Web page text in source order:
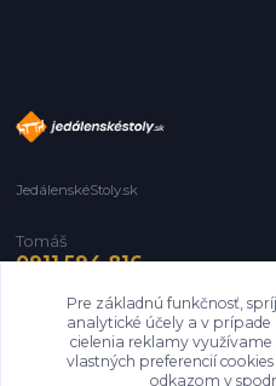
JedálenskéStoly.sk
Tomáš
0911 594 816
Pre základnú funkčnosť,
analytické účely a v prípade
cielenia reklamy využívame
vlastných preferencií
odkazom v